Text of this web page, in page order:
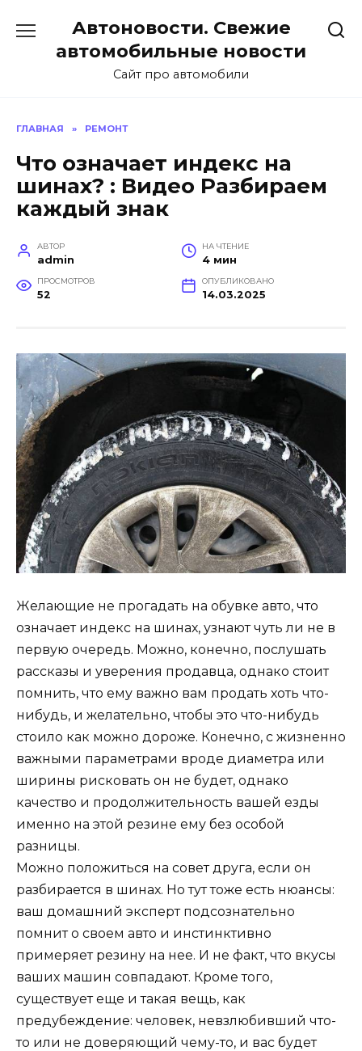
содержанию
Автоновости. Свежие
автомобильные новости
Сайт про автомобили
ГЛАВНАЯ » РЕМОНТ
Что означает индекс на
шинах? : Видео Разбираем
каждый знак
АВТОР
admin
НА ЧТЕНИЕ
4 мин
ПРОСМОТРОВ
52
ОПУБЛИКОВАНО
14.03.2025
Желающие не прогадать на обувке авто, что
означает индекс на шинах, узнают чуть ли не в
первую очередь. Можно, конечно, послушать
рассказы и уверения продавца, однако стоит
помнить, что ему важно вам продать хоть что-
нибудь, и желательно, чтобы это что-нибудь
стоило как можно дороже. Конечно, с жизненно
важными параметрами вроде диаметра или
ширины рисковать он не будет, однако
качество и продолжительность вашей езды
именно на этой резине ему без особой
разницы.
Можно положиться на совет друга, если он
разбирается в шинах. Но тут тоже есть нюансы:
ваш домашний эксперт подсознательно
помнит о своем авто и инстинктивно
примеряет резину на нее. И не факт, что вкусы
ваших машин совпадают. Кроме того,
существует еще и такая вещь, как
предубеждение: человек, невзлюбивший что-
то или не доверяющий чему-то, и вас будет